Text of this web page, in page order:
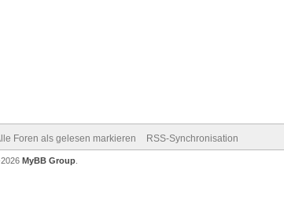
Foren als gelesen markieren RSS-Synchronisation
MyBB Group.